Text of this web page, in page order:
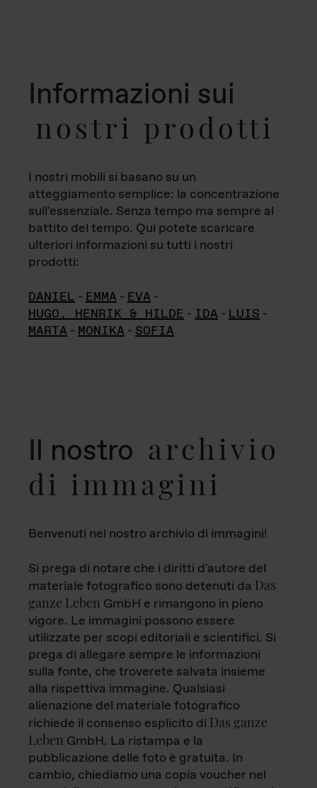
Informazioni sui
nostri prodotti
I nostri mobili si basano su un
atteggiamento semplice: la concentrazione
sull'essenziale. Senza tempo ma sempre al
battito del tempo. Qui potete scaricare
ulteriori informazioni su tutti i nostri
prodotti:
DANIEL - EMMA - EVA -
HUGO, HENRIK & HILDE - IDA - LUIS -
MARTA - MONIKA - SOFIA
Il nostro archivio
di immagini
Benvenuti nel nostro archivio di immagini!
Si prega di notare che i diritti d'autore del
materiale fotografico sono detenuti da Das
ganze Leben GmbH e rimangono in pieno
vigore. Le immagini possono essere
utilizzate per scopi editoriali e scientifici. Si
prega di allegare sempre le informazioni
sulla fonte, che troverete salvata insieme
alla rispettiva immagine. Qualsiasi
alienazione del materiale fotografico
richiede il consenso esplicito di Das ganze
Leben GmbH. La ristampa e la
pubblicazione delle foto è gratuita. In
cambio, chiediamo una copia voucher nel